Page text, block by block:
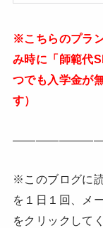
※こちらのプラ
み時に 「師範代
つでも入学金が
す）
※このブログに
を１日１回、メ
をクリックして